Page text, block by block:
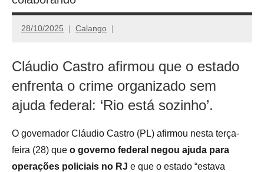
28/10/2025 Calango
Cláudio Castro afirmou que o estado
enfrenta o crime organizado sem
ajuda federal: ‘Rio está sozinho’.
O governador Cláudio Castro (PL) afirmou nesta terça-
feira (28) que o governo federal negou ajuda para
operações policiais no RJ e que o estado “estava